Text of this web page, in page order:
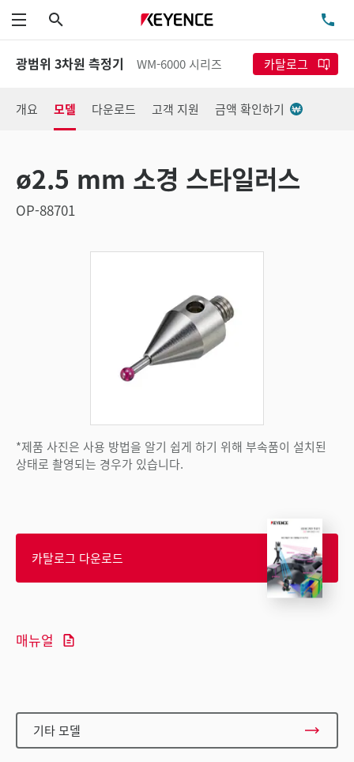
메뉴
광범위 3차원 측정기 WM-6000 시리즈 카탈로그
개요 모델 다운로드 고객 지원 금액 확인하기
ø2.5 mm 소경 스타일러스
OP-88701
*제품 사진은 사용 방법을 알기 쉽게 하기 위해 부속품이 설치된
상태로 촬영되는 경우가 있습니다.
카탈로그 다운로드
매뉴얼
기타 모델